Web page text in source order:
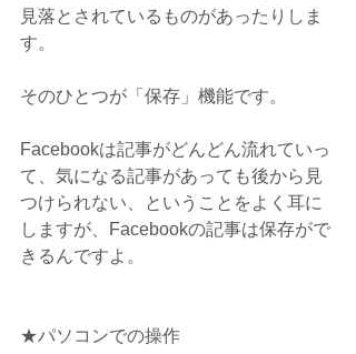
見落とされているものがあったりしま
す。
そのひとつが「保存」機能です。
Facebookは記事がどんどん流れていっ
て、気になる記事があっても後から見
つけられない、ということをよく耳に
しますが、Facebookの記事は保存がで
きるんですよ。
★パソコンでの操作